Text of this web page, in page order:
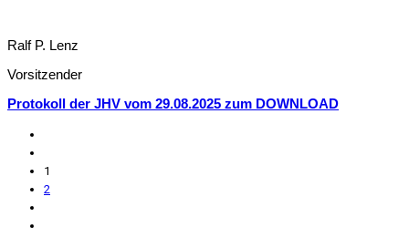
Ralf P. Lenz
Vorsitzender
Protokoll der JHV vom 29.08.2025 zum DOWNLOAD
1
2